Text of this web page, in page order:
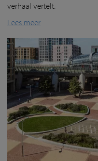
verhaal vertelt.
Lees meer